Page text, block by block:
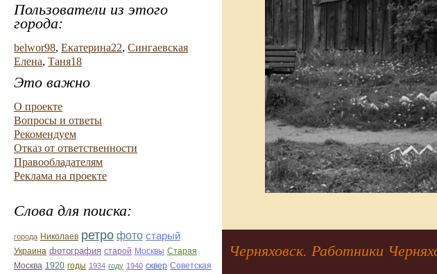
Пользователи из этого
города:
belwor98, Екатерина22, Сингаевская
Елена, Таня18
Это важно
О проекте
Вопросы и ответы
Рекомендуем
Отказ от ответственности
Правообладателям
Реклама на проекте
Слова для поиска:
города Николаев ретро фото старый
Украина фотография старой Москвы Старая
Москва 1920 годы 1934 году 1940 сквер Советская
Черняховск. Работники